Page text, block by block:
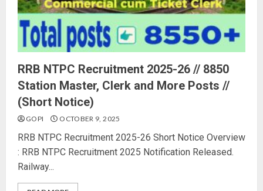
RRB NTPC Recruitment 2025-26 // 8850
Station Master, Clerk and More Posts //
(Short Notice)
GOPI OCTOBER 9, 2025
RRB NTPC Recruitment 2025-26 Short Notice Overview
: RRB NTPC Recruitment 2025 Notification Released.
Railway...